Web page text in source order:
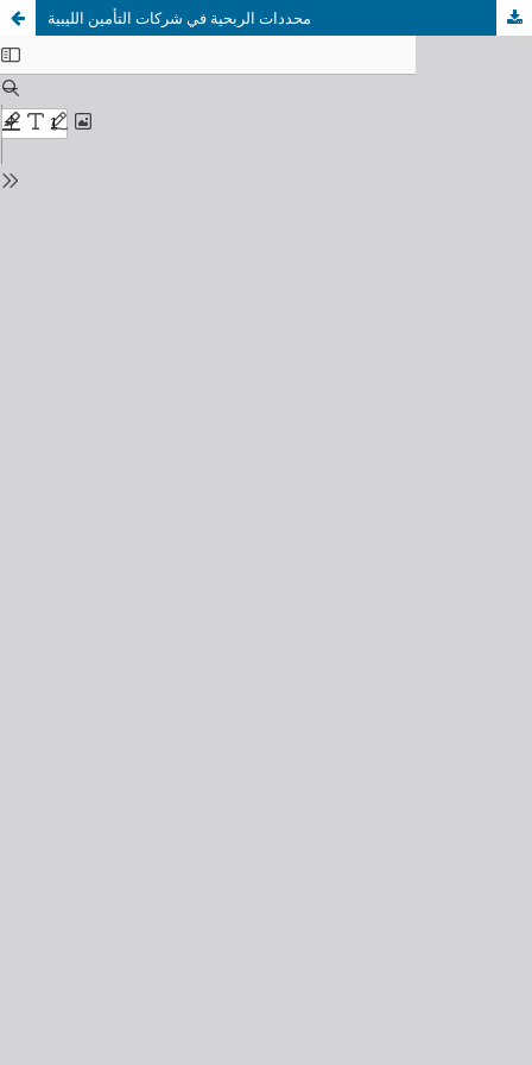
محددات الربحية في شركات التأمين الليبية